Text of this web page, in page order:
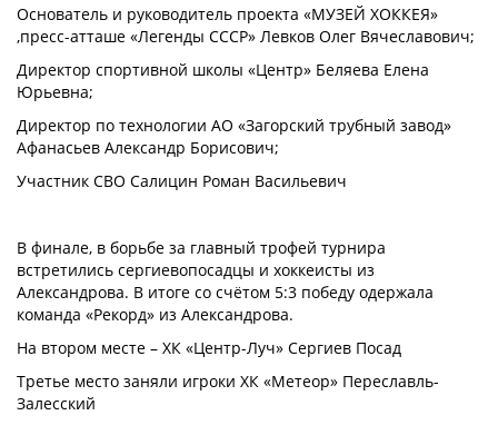
Основатель и руководитель проекта «МУЗЕЙ ХОККЕЯ»
,пресс-атташе «Легенды СССР» Левков Олег Вячеславович;
Директор спортивной школы «Центр» Беляева Елена
Юрьевна;
Директор по технологии АО «Загорский трубный завод»
Афанасьев Александр Борисович;
Участник СВО Салицин Роман Васильевич
В финале, в борьбе за главный трофей турнира
встретились сергиевопосадцы и хоккеисты из
Александрова. В итоге со счётом 5:3 победу одержала
команда «Рекорд» из Александрова.
На втором месте – ХК «Центр-Луч» Сергиев Посад
Третье место заняли игроки ХК «Метеор» Переславль-
Залесский